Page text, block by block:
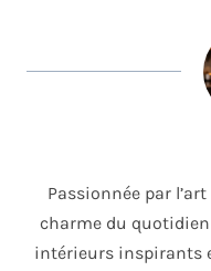
Passionnée par
charme du
intérieurs inspirants